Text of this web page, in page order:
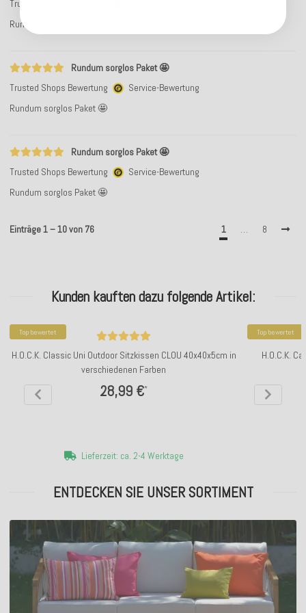
Trusted Shops Bewertung
Rundum sorglos Paket 🤩
Rundum sorglos Paket 🤩
Trusted Shops Bewertung
Service-Bewertung
Rundum sorglos Paket 🤩
Rundum sorglos Paket 🤩
Trusted Shops Bewertung
Service-Bewertung
Rundum sorglos Paket 🤩
Einträge 1 – 10 von 76 1 … 8
Kunden kauften dazu folgende Artikel:
Top bewertet
H.O.C.K. Classic Uni Outdoor Sitzkissen CLOU 40x40x5cm in
verschiedenen Farben
28,99 €*
Lieferzeit: ca. 2-4 Werktage
Top bewertet
H.O.C.K.
ENTDECKEN SIE UNSER SORTIMENT